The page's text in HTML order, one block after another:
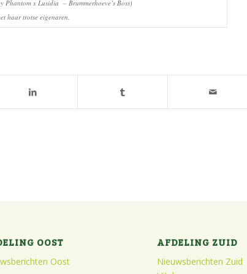
Phantom x Lusidia – Brummerhoeve’s Boss)
haar trotse eigenaren.
OOST
Oost
AFDELING ZUID
Nieuwsberichten Zuid